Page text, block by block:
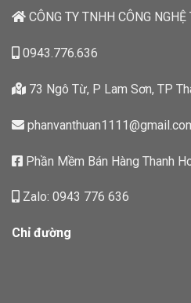
CÔNG TY TNHH CÔNG
0943.776.636
73 Ngô Từ, P Lam Sơn, TP
Phần Mềm Bán Hàng Thanh
Zalo: 0943 776 636
Chỉ đường